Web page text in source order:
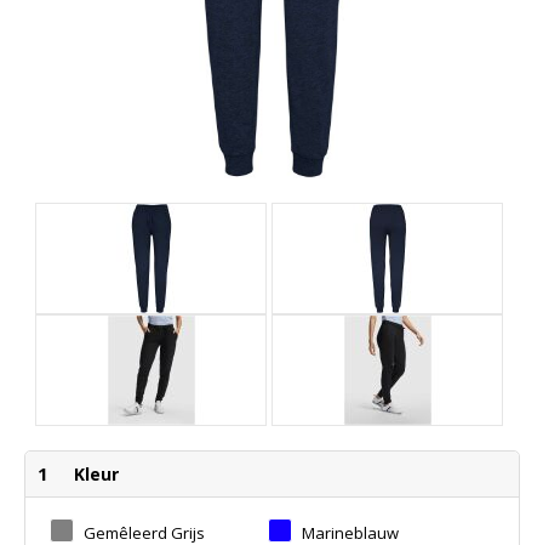
1 Kleur
Gemêleerd Grijs
Marineblauw